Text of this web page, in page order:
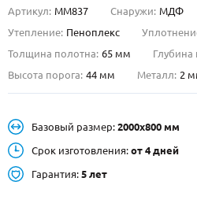
О НАС
Металлические двери от
Москве и
НАЙТИ:
Артикул: ММ837 Снаружи: МДФ
Утепление: Пеноплекс
Толщина полотна: 65 мм Глубина
Высота порога: 44 мм Металл: 2
Базовый размер: 2000х800 мм
Срок изготовления: от 4 дней
Гарантия: 5 лет